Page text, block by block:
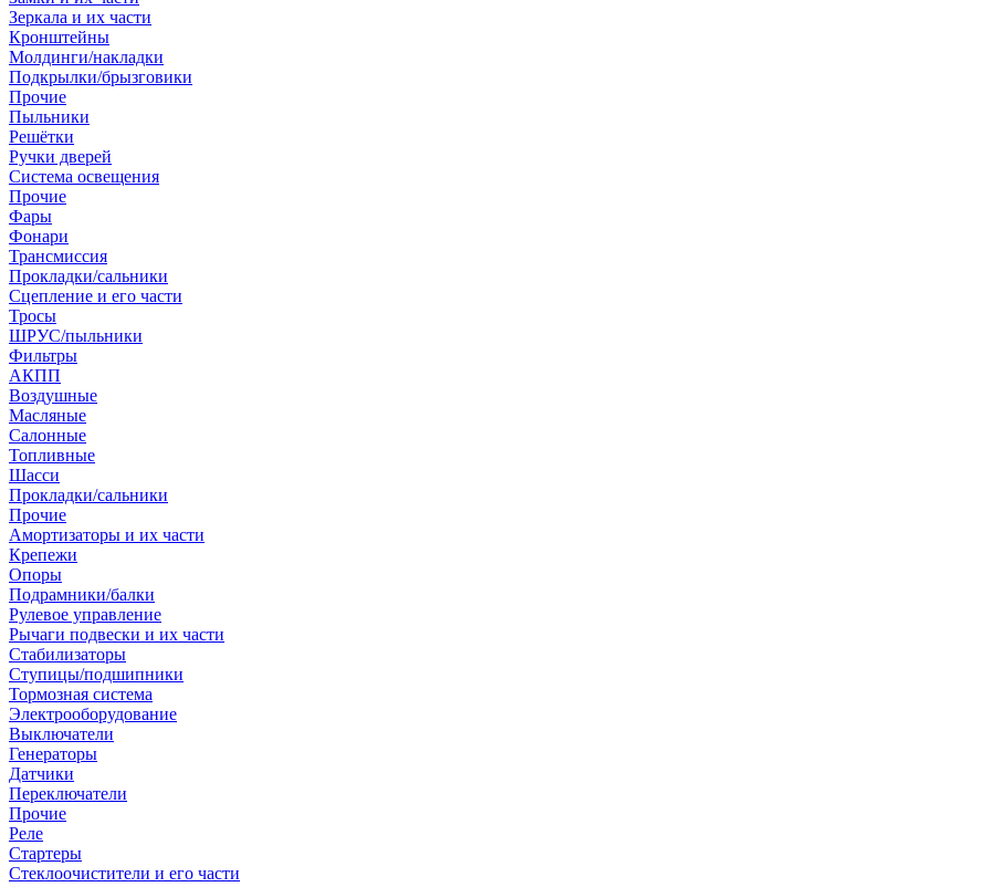
Зеркала и их части
Кронштейны
Молдинги/накладки
Подкрылки/брызговики
Прочие
Пыльники
Решётки
Ручки дверей
Система освещения
Прочие
Фары
Фонари
Трансмиссия
Прокладки/сальники
Сцепление и его части
Тросы
ШРУС/пыльники
Фильтры
АКПП
Воздушные
Масляные
Салонные
Топливные
Шасси
Прокладки/сальники
Прочие
Амортизаторы и их части
Крепежи
Опоры
Подрамники/балки
Рулевое управление
Рычаги подвески и их части
Стабилизаторы
Ступицы/подшипники
Тормозная система
Электрооборудование
Выключатели
Генераторы
Датчики
Переключатели
Прочие
Реле
Стартеры
Стеклоочистители и его части